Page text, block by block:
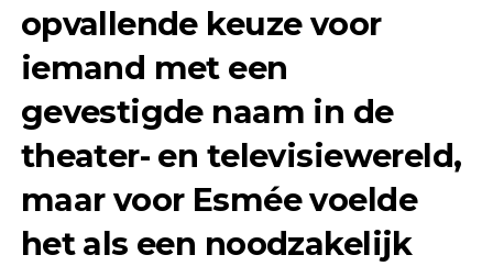
opvallende keuze voor
iemand met een
gevestigde naam in de
theater- en televisiewereld,
maar voor Esmée voelde
het als een noodzakelijk